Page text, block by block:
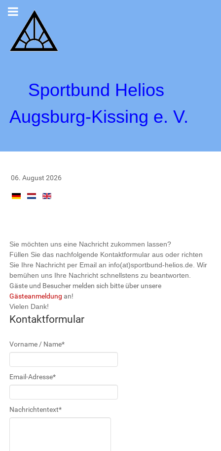
Sportbund Helios
Augsburg-Kissing e. V.
06. August 2026
Sie möchten uns eine Nachricht zukommen lassen?
Füllen Sie das nachfolgende Kontaktformular aus oder richten
Sie Ihre Nachricht per Email an info(at)sportbund-helios.de. Wir
bemühen uns Ihre Nachricht schnellstens zu beantworten.
Gäste und Besucher melden sich bitte über unsere
Gästeanmeldung an!
Vielen Dank!
Kontaktformular
Vorname / Name*
Email-Adresse*
Nachrichtentext*